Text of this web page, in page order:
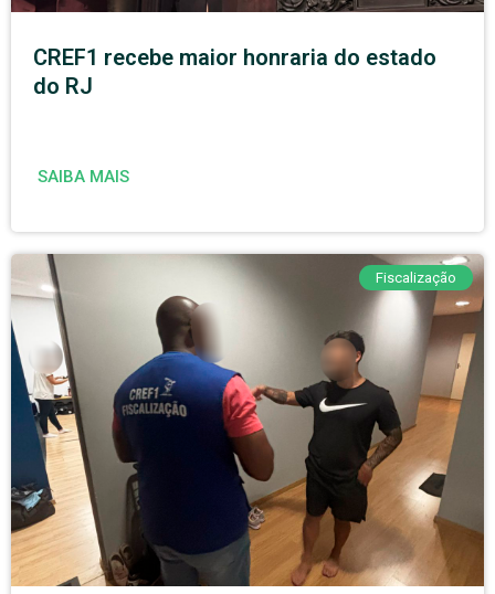
CREF1 recebe maior honraria do estado
do RJ
SAIBA MAIS
Fiscalização